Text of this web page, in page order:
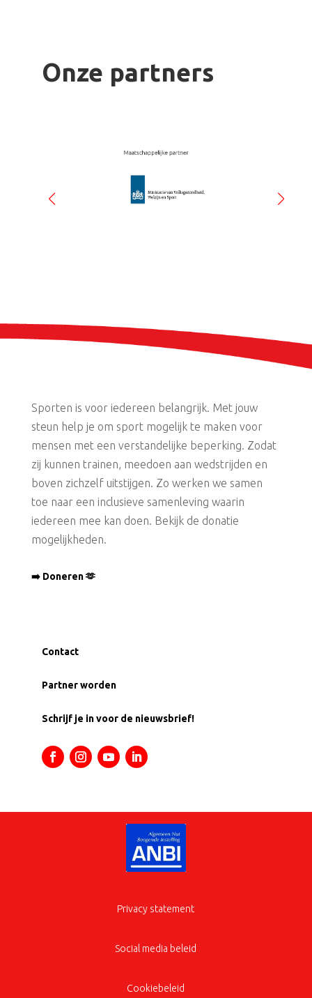
Onze partners
Sporten is voor iedereen belangrijk. Met jouw
steun help je om sport mogelijk te maken voor
mensen met een verstandelijke beperking. Zodat
zij kunnen trainen, meedoen aan wedstrijden en
boven zichzelf uitstijgen. Zo werken we samen
toe naar een inclusieve samenleving waarin
iedereen mee kan doen. Bekijk de donatie
mogelijkheden.
➡️ Doneren 🫶
Contact
Partner worden
Schrijf je in voor de nieuwsbrief!
Privacy statement
Social media beleid
Cookiebeleid